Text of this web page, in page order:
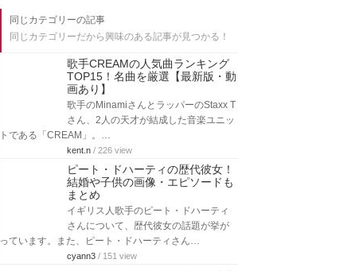
同じカテゴリーの記事
同じカテゴリーだから興味のある記事が見つかる！
歌手CREAMの人気曲ランキング
TOP15！名曲を厳選【最新版・動
画あり】
歌手のMinamiさんとラッパーのStaxx T
さん、2人の天才が結成した音楽ユニッ
トである「CREAM」。…
kent.n / 226 view
ピート・ドハーティの歴代彼女！
結婚や子供の画像・エピソードも
まとめ
イギリス人歌手のピート・ドハーティ
さんについて、歴代彼女の話題が挙が
っています。また、ピート・ドハーティさん…
cyann3 / 151 view